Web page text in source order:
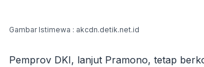
Gambar Istimewa : akcdn.detik.net.id
Pemprov DKI, lanjut Pramono, tetap